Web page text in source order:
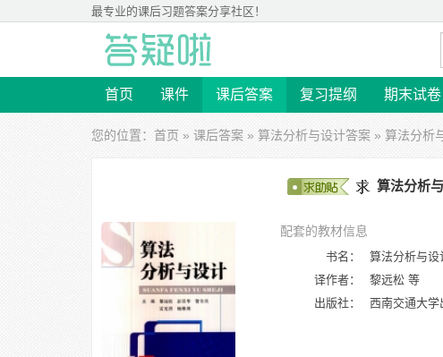
最专业的课后习题答案分享社区！
首页 课件 课后答案 复习提纲 期末试卷
您的位置： 首页 » 课后答案 » 算法分析与设计答案 » 算法分析
算法分析
配套的教材信息
书名：
算法分析与设
译作者：
黎远松 等
出版社：
西南交通大学